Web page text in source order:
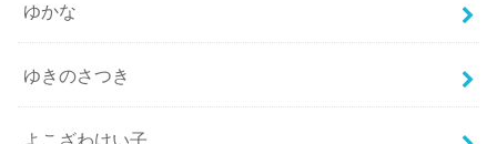
ゆかな
ゆきのさつき
よこざわけい子